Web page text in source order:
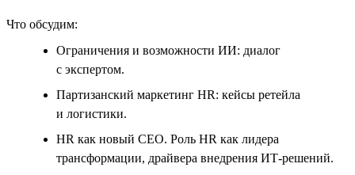
Что обсудим:
Ограничения и возможности ИИ: диалог
с экспертом.
Партизанский маркетинг HR: кейсы ретейла
и логистики.
HR как новый CEO. Роль HR как лидера
трансформации, драйвера внедрения ИТ-решений.